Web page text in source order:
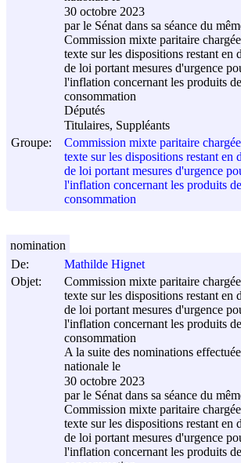
30 octobre 2023
par le Sénat dans sa séance du
Commission mixte paritaire
texte sur les dispositions restant en
de loi portant mesures d'urgence
l'inflation concernant les produits
consommation
Députés
Titulaires, Suppléants
Groupe:
Commission mixte paritaire
texte sur les dispositions restant en
de loi portant mesures d'urgence
l'inflation concernant les produits
consommation
De:
Mathilde Hignet
Objet:
Commission mixte paritaire
texte sur les dispositions restant en
de loi portant mesures d'urgence
l'inflation concernant les produits
consommation
A la suite des nominations
nationale le
30 octobre 2023
par le Sénat dans sa séance du
Commission mixte paritaire
texte sur les dispositions restant en
de loi portant mesures d'urgence
l'inflation concernant les produits
nomination